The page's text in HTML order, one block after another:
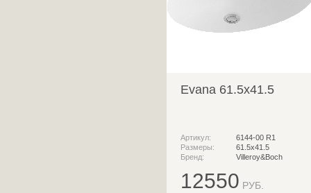
Evana 61.5x41.5
Артикул:
6144-00 R1
Размеры:
61.5x41.5
Бренд:
Villeroy&Boch
12550 РУБ.